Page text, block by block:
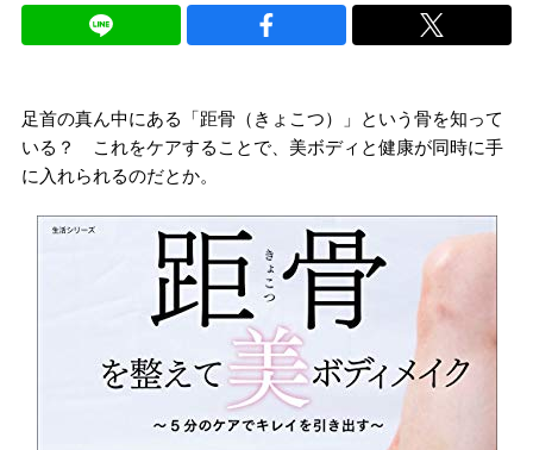
足首の真ん中にある「距骨（きょこつ）」という骨を知って
いる？ これをケアすることで、美ボディと健康が同時に手
に入れられるのだとか。